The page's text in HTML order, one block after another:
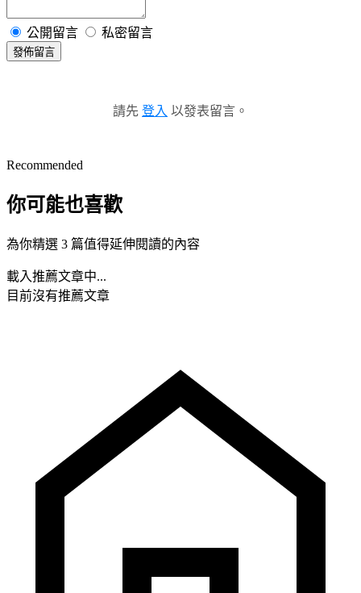
公開留言 私密留言
發佈留言
請先 登入 以發表留言。
Recommended
你可能也喜歡
為你精選 3 篇值得延伸閱讀的內容
載入推薦文章中...
目前沒有推薦文章